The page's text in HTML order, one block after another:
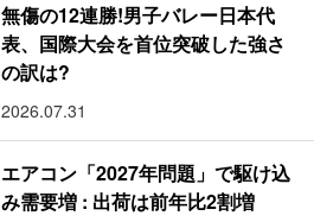
無傷の12連勝!男子バレー日本代
表、国際大会を首位突破した強さ
の訳は?
2026.07.31
エアコン「2027年問題」で駆け込
み需要増 : 出荷は前年比2割増